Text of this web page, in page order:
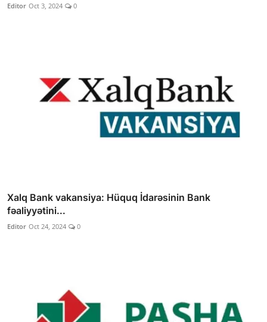
Editor Oct 3, 2024 0
Xalq Bank vakansiya: Hüquq İdarəsinin Bank
fəaliyyətini...
Editor Oct 24, 2024 0